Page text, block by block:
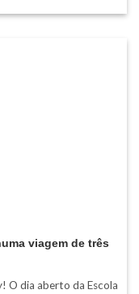
viagem de três
O dia aberto da Escola